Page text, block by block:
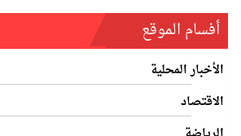
أفسام الموقع
الأخبار المحلية
الاقتصاد